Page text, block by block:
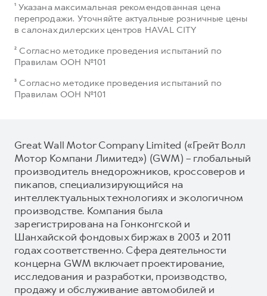
¹ Указана максимальная рекомендованная цена
перепродажи. Уточняйте актуальные розничные цены
в салонах дилерских центров HAVAL CITY
² Согласно методике проведения испытаний по
Правилам ООН №101
³ Согласно методике проведения испытаний по
Правилам ООН №101
Great Wall Motor Company Limited («Грейт Волл
Мотор Компани Лимитед») (GWM) – глобальный
производитель внедорожников, кроссоверов и
пикапов, специализирующийся на
интеллектуальных технологиях и экологичном
производстве. Компания была
зарегистрирована на Гонконгской и
Шанхайской фондовых биржах в 2003 и 2011
годах соответственно. Сфера деятельности
концерна GWM включает проектирование,
исследования и разработки, производство,
продажу и обслуживание автомобилей и